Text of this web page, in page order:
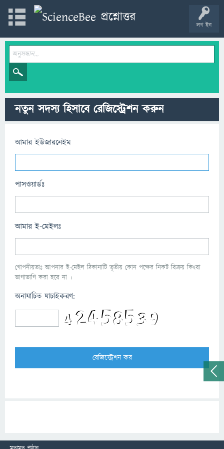
লগ ইন
নতুন সদস্য হিসাবে রেজিস্ট্রেশন করুন
আমার ইউজারনেইম
পাসওয়ার্ডঃ
আমার ই-মেইলঃ
গোপনীয়তাঃ আপনার ই-মেইল ঠিকানাটি তৃতীয় কোন পক্ষের নিকট বিক্রয় কিংবা
ভাগাভাগি করা হবে না ।
অনাযাচিত যাচাইকরণ: